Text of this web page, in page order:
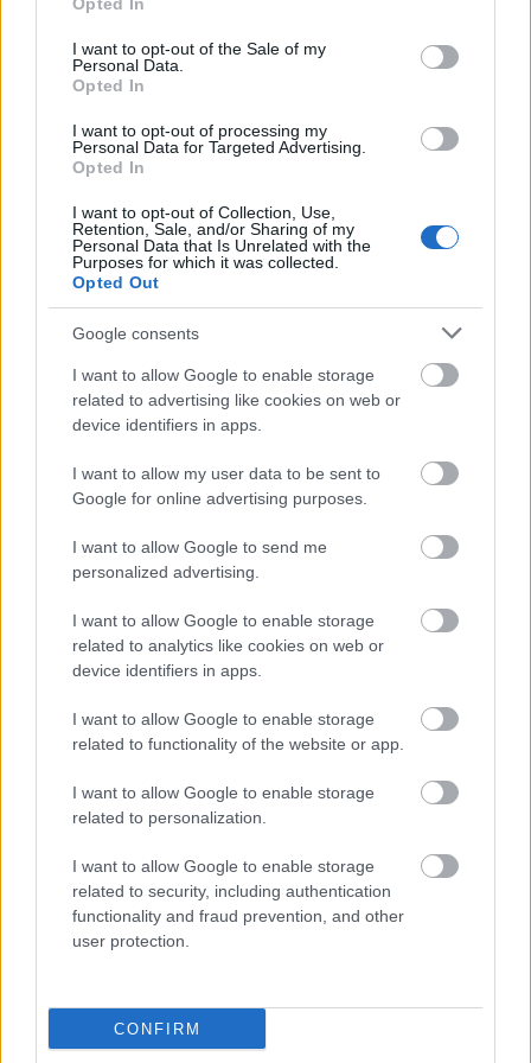
use your data for below specified purposes in below Google
consent section.
I want to opt-out of the Sale of my
Personal Data.
Opted In
I want to opt-out of processing my
Personal Data for Targeted Advertising.
Opted In
I want to opt-out of Collection, Use,
Retention, Sale, and/or Sharing of my
Personal Data that Is Unrelated with the
Purposes for which it was collected.
Opted Out
Google consents
I want to allow Google to enable storage
related to advertising like cookies on web or
device identifiers in apps.
I want to allow my user data to be sent to
Google for online advertising purposes.
I want to allow Google to send me
personalized advertising.
I want to allow Google to enable storage
related to analytics like cookies on web or
device identifiers in apps.
I want to allow Google to enable storage
related to functionality of the website or app.
I want to allow Google to enable storage
related to personalization.
I want to allow Google to enable storage
related to security, including authentication
functionality and fraud prevention, and other
user protection.
CONFIRM
fogadd meg, amit mondott.
Bak (12. 22-01. 20.)
következetességgel hajtsd be, párod véleménye
szerint azonban, aki csak a jobb körökkel érintkezik,
éppen te lennél a megfelelő feleség.
Vízöntő (01. 21-02. 19.)Előmeneteled attól függ,
hajlandó vagy-e alkalmazkodni a játékszabályokhoz,
de talán még törtető főnöködet vagy ügyfeleidet is
körül kell udvarolnod.
hívogat, jogosan mérgelődsz, de ha megkérdezi,
elutaznál-e vele a vízpartra a hétvégén, lehet, hogy
meg akarja kérni a kezed.